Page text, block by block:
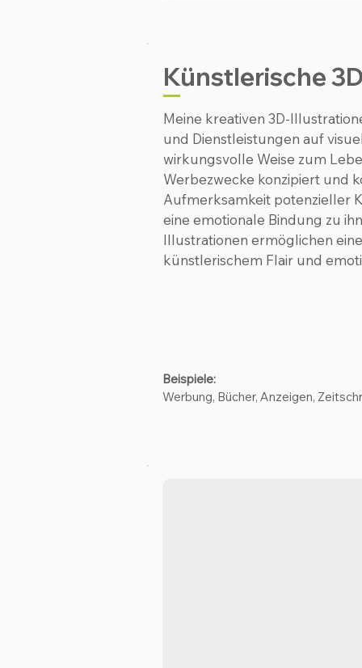
Künstlerische
Meine kreativen 3D-
und Dienstleistungen auf
wirkungsvolle Weise zum
Werbezwecke konzipiert und
Aufmerksamkeit potenzieller
eine emotionale Bindung zu
Illustrationen ermöglichen
künstlerischem Flair und
Beispiele:
Werbung, Bücher, Anzeigen,